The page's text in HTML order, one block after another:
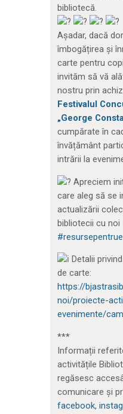
bibliotecă.
Așadar, dacă
îmbogățirea și
carte pentru
invităm să vă
nostru prin
Festivalul
„George
cumpărate în
învățământ
intrării la
Apreciem
care aleg să se
actualizării
bibliotecii cu noi
Detalii
de carte:
https://
noi/proiecte-
evenimente/
***
Informații
activitățile
regăsesc
comunicare și
facebook,